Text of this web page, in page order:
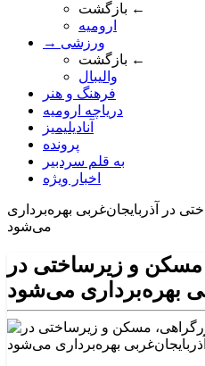
بازگشت ←
ارومیه
→ ورزشی
بازگشت ←
والیبال
فرهنگ و هنر
دریاچه ارومیه
آنادیلیمیز
پرونده
به قلم سردبیر
اخبار ویژه
در آذربایجان‌غربی بهره‌برداری
می‌شود
و زیرساختی در
بهره‌برداری می‌شود